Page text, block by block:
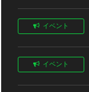
イベント
イベント